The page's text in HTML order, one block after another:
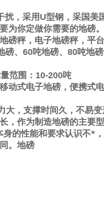
扰，采用 U型钢，采国美
为你定做你需要的地磅
磅秤，电子地磅秤，平
磅、 60吨地磅、 80吨地磅
范围： 10-200吨
动式电子地磅，便携式
，支撑时间久，不易变
，作为制造地磅的主要
身的性能和要求认识不*
。地磅